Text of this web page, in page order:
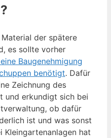
der spätere
es sollte vorher
Baugenehmigung
benötigt. Dafür
Zeichnung des
und erkundigt sich bei
ob dafür
ist und was sonst
Kleingartenanlagen hat